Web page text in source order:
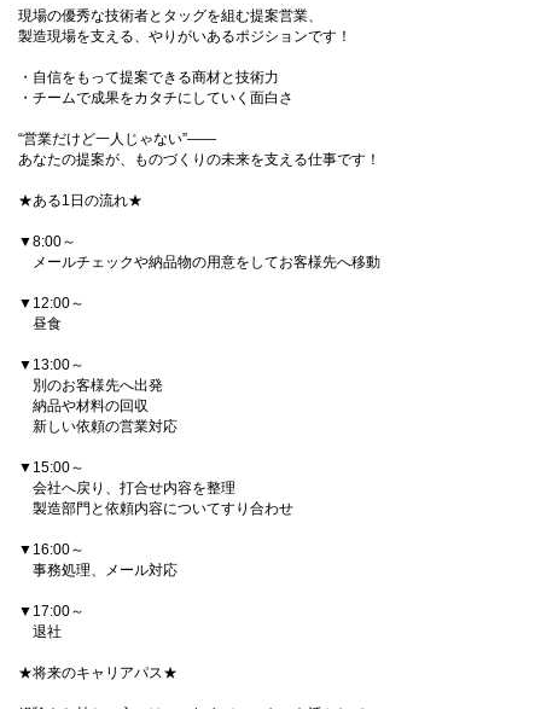
現場の優秀な技術者とタッグを組む提案営業、
製造現場を支える、やりがいあるポジションです！
・自信をもって提案できる商材と技術力
・チームで成果をカタチにしていく面白さ
“営業だけど一人じゃない”――
あなたの提案が、ものづくりの未来を支える仕事です！
★ある1日の流れ★
▼8:00～
メールチェックや納品物の用意をしてお客様先へ移動
▼12:00～
昼食
▼13:00～
別のお客様先へ出発
納品や材料の回収
新しい依頼の営業対応
▼15:00～
会社へ戻り、打合せ内容を整理
製造部門と依頼内容についてすり合わせ
▼16:00～
事務処理、メール対応
▼17:00～
退社
★将来のキャリアパス★